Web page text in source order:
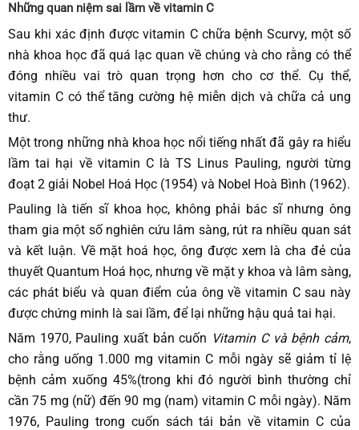
Những quan niệm sai lầm về vitamin C
Sau khi xác định được vitamin C chữa bệnh Scurvy, một số
nhà khoa học đã quá lạc quan về chúng và cho rằng có thể
đóng nhiều vai trò quan trọng hơn cho cơ thể. Cụ thể,
vitamin C có thể tăng cường hệ miễn dịch và chữa cả ung
thư.
Một trong những nhà khoa học nổi tiếng nhất đã gây ra hiểu
lầm tai hại về vitamin C là TS Linus Pauling, người từng
đoạt 2 giải Nobel Hoá Học (1954) và Nobel Hoà Bình (1962).
Pauling là tiến sĩ khoa học, không phải bác sĩ nhưng ông
tham gia một số nghiên cứu lâm sàng, rút ra nhiều quan sát
và kết luận. Về mặt hoá học, ông được xem là cha đẻ của
thuyết Quantum Hoá học, nhưng về mặt y khoa và lâm sàng,
các phát biểu và quan điểm của ông về vitamin C sau này
được chứng minh là sai lầm, để lại những hậu quả tai hại.
Năm 1970, Pauling xuất bản cuốn Vitamin C và bệnh cảm,
cho rằng uống 1.000 mg vitamin C mỗi ngày sẽ giảm tỉ lệ
bệnh cảm xuống 45%(trong khi đó người bình thường chỉ
cần 75 mg (nữ) đến 90 mg (nam) vitamin C mỗi ngày). Năm
1976, Pauling trong cuốn sách tái bản về vitamin C của